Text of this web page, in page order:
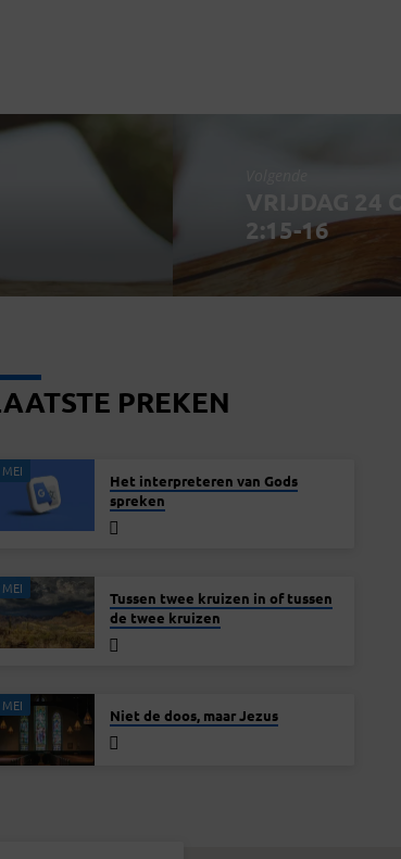
VRIJDAG 24
2:15-16
PREKEN
Het interpreteren van Gods
spreken
Tussen twee kruizen in of tussen
de twee kruizen
Niet de doos, maar Jezus